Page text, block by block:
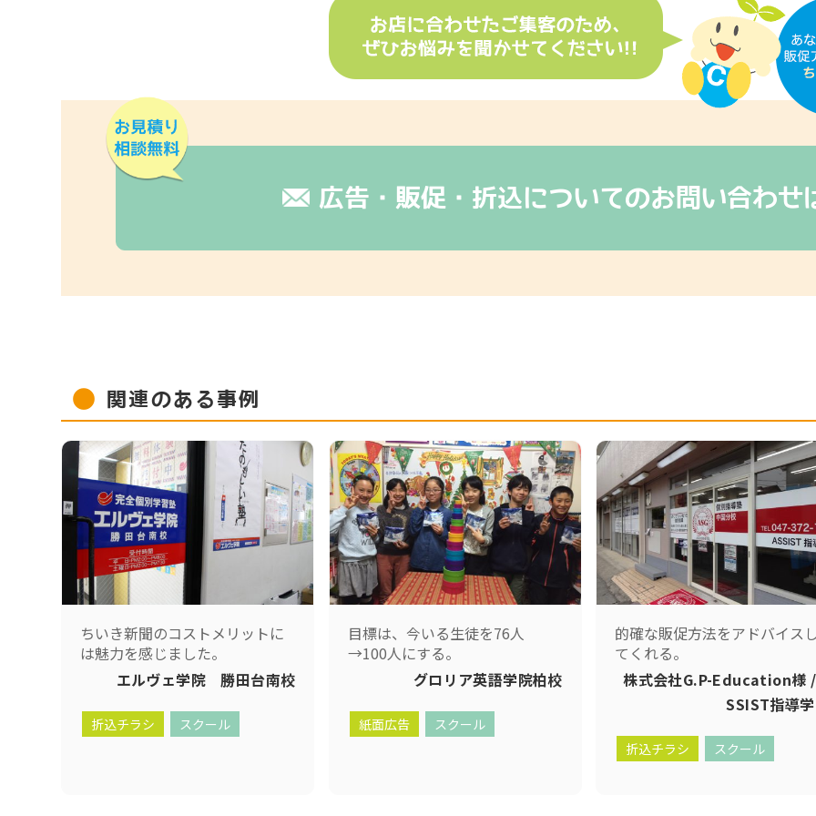
広告・販促・折込についてのお問い合わせ
関連のある事例
ちいき新聞のコストメリットに
は魅力を感じました。
エルヴェ学院 勝田台南校
折込チラシ スクール
目標は、今いる生徒を76人
→100人にする。
グロリア英語学院柏校
紙面広告 スクール
的確な販促方法をアドバイス
てくれる。
株式会社G.P-Education様
SSIST指導
折込チラシ スクール